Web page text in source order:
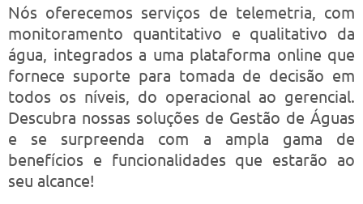
Nós oferecemos serviços de telemetria, com
monitoramento quantitativo e qualitativo da
água, integrados a uma plataforma online que
fornece suporte para tomada de decisão em
todos os níveis, do operacional ao gerencial.
Descubra nossas soluções de Gestão de Águas
e se surpreenda com a ampla gama de
benefícios e funcionalidades que estarão ao
seu alcance!